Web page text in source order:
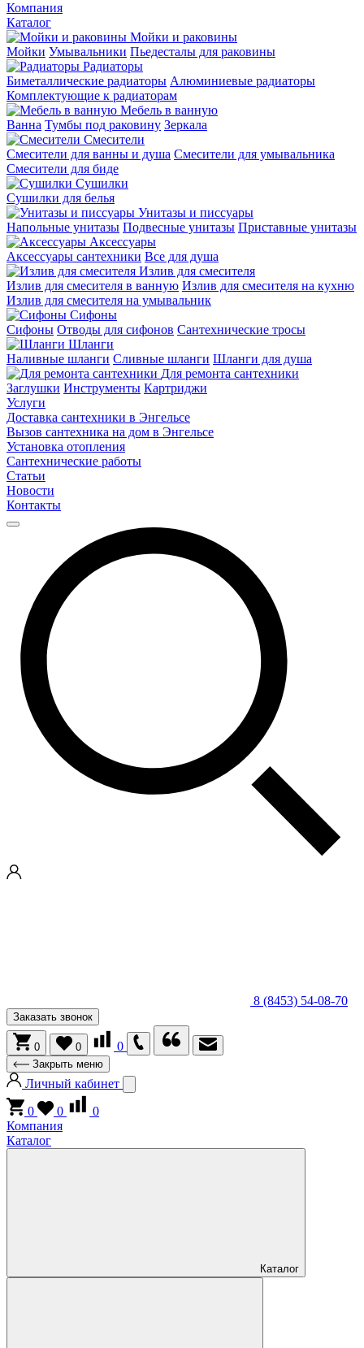
Компания
Каталог
Мойки и раковины
Мойки Умывальники Пьедесталы для раковины
Радиаторы
Биметаллические радиаторы Алюминиевые радиаторы
Комплектующие к радиаторам
Мебель в ванную
Ванна Тумбы под раковину Зеркала
Смесители
Смесители для ванны и душа Смесители для умывальника
Смесители для биде
Сушилки
Сушилки для белья
Унитазы и писсуары
Напольные унитазы Подвесные унитазы Приставные унитазы
Аксессуары
Аксессуары сантехники Все для душа
Излив для смесителя
Излив для смесителя в ванную Излив для смесителя на кухню
Излив для смесителя на умывальник
Сифоны
Сифоны Отводы для сифонов Сантехнические тросы
Шланги
Наливные шланги Сливные шланги Шланги для душа
Для ремонта сантехники
Заглушки Инструменты Картриджи
Услуги
Доставка сантехники в Энгельсе
Вызов сантехника на дом в Энгельсе
Установка отопления
Сантехнические работы
Статьи
Новости
Контакты
8 (8453) 54-08-70
Заказать звонок
0 0 0
Закрыть меню
Личный кабинет
0
0
0
Компания
Каталог
Каталог